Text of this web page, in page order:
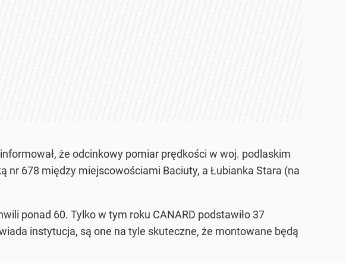
że odcinkowy pomiar prędkości w woj. podlaskim
678 między miejscowościami Baciuty, a Łubianka Stara (na
ponad 60. Tylko w tym roku CANARD podstawiło 37
instytucja, są one na tyle skuteczne, że montowane będą